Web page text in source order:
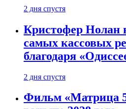
2 дня спустя
Кристофер Нолан
самых кассовых
благодаря
2 дня спустя
Фильм «Матрица